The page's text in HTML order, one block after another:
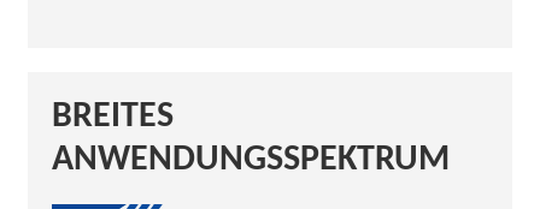
BREITES
ANWENDUNGSSPEKTRUM